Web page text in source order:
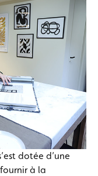
dotée d’une
à la